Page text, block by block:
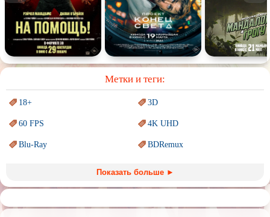
Спектакль Сказка Немое кино Для взрослых
Метки и теги:
18+ 3D
60 FPS 4K UHD
Blu-Ray BDRemux
Sci-Fi (Научнаяфантастика) Trash (трэш) movies
Авангард иСюрреализм Ангелы и Демоны
Показать больше ►